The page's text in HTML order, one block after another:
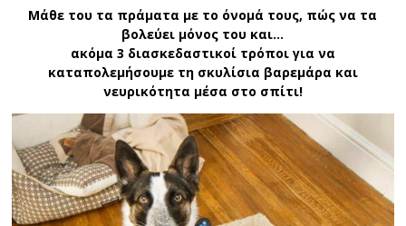
Μάθε του τα πράματα με το όνομά τους, πώς να τα
βολεύει μόνος του και…
ακόμα 3 διασκεδαστικοί τρόποι για να
καταπολεμήσουμε τη σκυλίσια βαρεμάρα και
νευρικότητα μέσα στο σπίτι!